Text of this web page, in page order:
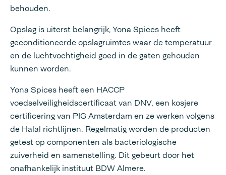
behouden.
Opslag is uiterst belangrijk, Yona Spices heeft
geconditioneerde opslagruimtes waar de temperatuur
en de luchtvochtigheid goed in de gaten gehouden
kunnen worden.
Yona Spices heeft een HACCP
voedselveiligheidscertificaat van DNV, een kosjere
certificering van PIG Amsterdam en ze werken volgens
de Halal richtlijnen. Regelmatig worden de producten
getest op componenten als bacteriologische
zuiverheid en samenstelling. Dit gebeurt door het
onafhankelijk instituut BDW Almere.